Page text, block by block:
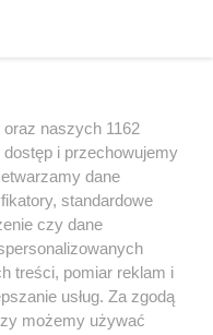
korzystania z portali
sięz nami
naszych 1162
i przechowujemy
dane
standardowe
czy dane
treści, pomiar reklam i
usług. Za zgodą
możemy używać